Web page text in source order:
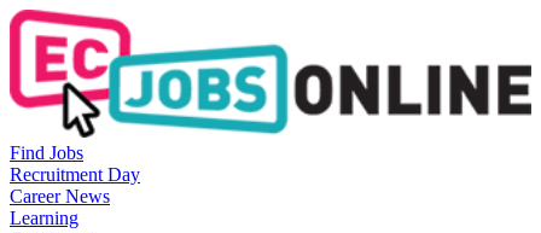
Find Jobs
Recruitment Day
Career News
Learning